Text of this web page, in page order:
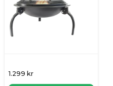
1.299 kr